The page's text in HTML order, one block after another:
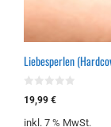
Liebesperlen
0
v
n
19,99 €
inkl. 7 % MwSt.